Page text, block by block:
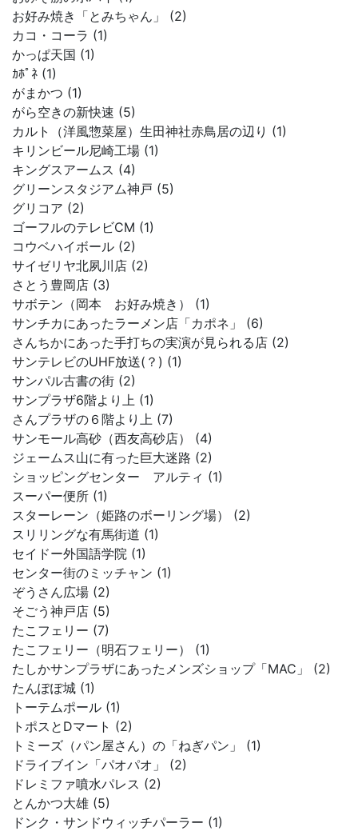
お好み焼き「とみちゃん」 (2)
カコ・コーラ (1)
かっぱ天国 (1)
ｶﾎﾟﾈ (1)
がまかつ (1)
がら空きの新快速 (5)
カルト（洋風惣菜屋）生田神社赤鳥居の辺り (1)
キリンビール尼崎工場 (1)
キングスアームス (4)
グリーンスタジアム神戸 (5)
グリコア (2)
ゴーフルのテレビCM (1)
コウベハイボール (2)
サイゼリヤ北夙川店 (2)
さとう豊岡店 (3)
サボテン（岡本 お好み焼き） (1)
サンチカにあったラーメン店「カポネ」 (6)
さんちかにあった手打ちの実演が見られる店 (2)
サンテレビのUHF放送(？) (1)
サンパル古書の街 (2)
サンプラザ6階より上 (1)
さんプラザの６階より上 (7)
サンモール高砂（西友高砂店） (4)
ジェームス山に有った巨大迷路 (2)
ショッピングセンター アルティ (1)
スーパー便所 (1)
スターレーン（姫路のボーリング場） (2)
スリリングな有馬街道 (1)
セイドー外国語学院 (1)
センター街のミッチャン (1)
ぞうさん広場 (2)
そごう神戸店 (5)
たこフェリー (7)
たこフェリー（明石フェリー） (1)
たしかサンプラザにあったメンズショップ「MAC」 (2)
たんぽぽ城 (1)
トーテムポール (1)
トポスとDマート (2)
トミーズ（パン屋さん）の「ねぎパン」 (1)
ドライブイン「パオパオ」 (2)
ドレミファ噴水パレス (2)
とんかつ大雄 (5)
ドンク・サンドウィッチパーラー (1)